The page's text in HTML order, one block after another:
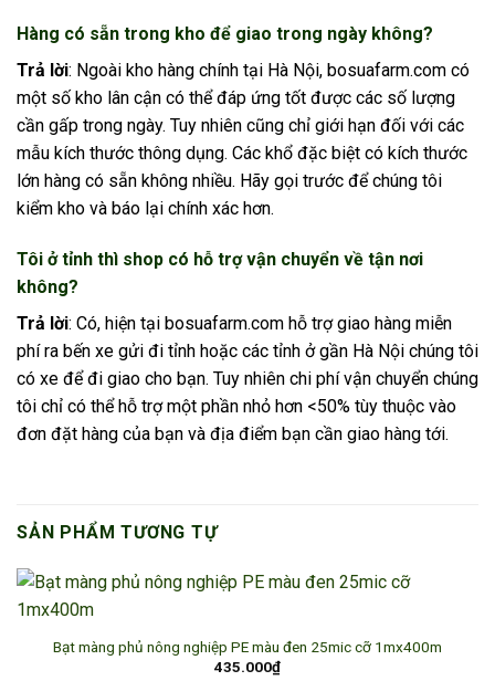
Hàng có sẵn trong kho để giao trong ngày không?
Trả lời: Ngoài kho hàng chính tại Hà Nội, bosuafarm.com có
một số kho lân cận có thể đáp ứng tốt được các số lượng
cần gấp trong ngày. Tuy nhiên cũng chỉ giới hạn đối với các
mẫu kích thước thông dụng. Các khổ đặc biệt có kích thước
lớn hàng có sẵn không nhiều. Hãy gọi trước để chúng tôi
kiểm kho và báo lại chính xác hơn.
Tôi ở tỉnh thì shop có hỗ trợ vận chuyển về tận nơi
không?
Trả lời: Có, hiện tại bosuafarm.com hỗ trợ giao hàng miễn
phí ra bến xe gửi đi tỉnh hoặc các tỉnh ở gần Hà Nội chúng tôi
có xe để đi giao cho bạn. Tuy nhiên chi phí vận chuyển chúng
tôi chỉ có thể hỗ trợ một phần nhỏ hơn <50% tùy thuộc vào
đơn đặt hàng của bạn và địa điểm bạn cần giao hàng tới.
SẢN PHẨM TƯƠNG TỰ
Bạt màng phủ nông nghiệp PE màu đen 25mic cỡ 1mx400m
435.000₫